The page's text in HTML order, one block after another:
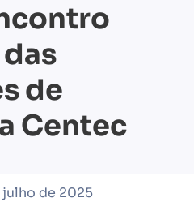
de
Centec
julho de 2025